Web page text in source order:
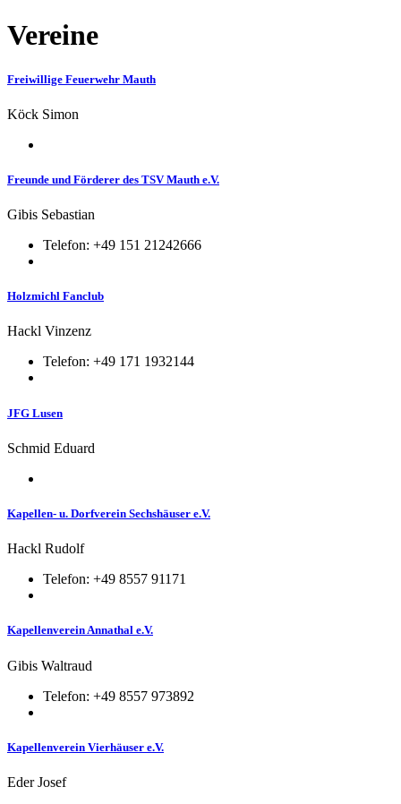
Vereine
Freiwillige Feuerwehr Mauth
Köck Simon
Freunde und Förderer des TSV Mauth e.V.
Gibis Sebastian
Telefon: +49 151 21242666
Holzmichl Fanclub
Hackl Vinzenz
Telefon: +49 171 1932144
JFG Lusen
Schmid Eduard
Kapellen- u. Dorfverein Sechshäuser e.V.
Hackl Rudolf
Telefon: +49 8557 91171
Kapellenverein Annathal e.V.
Gibis Waltraud
Telefon: +49 8557 973892
Kapellenverein Vierhäuser e.V.
Eder Josef